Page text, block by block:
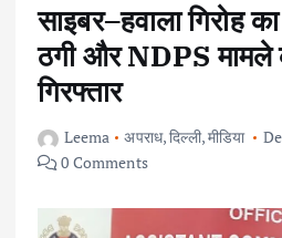
साइबर–हवाला गिरोह
ठगी और NDPS मामले
गिरफ्तार
Leema अपराध,दिल्ली,मीडिया
0 Comments